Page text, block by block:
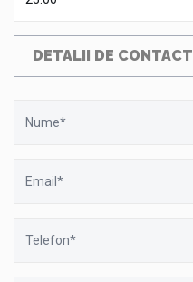
DETALII DE CONTACT